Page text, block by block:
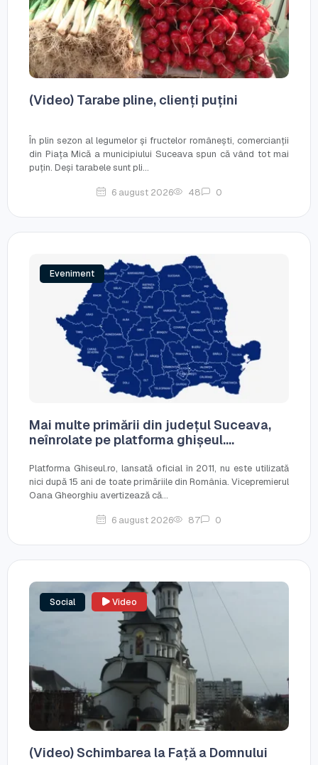
(Video) Tarabe pline, clienți puțini
În plin sezon al legumelor și fructelor românești, comercianții
din Piața Mică a municipiului Suceava spun că vând tot mai
puțin. Deși tarabele sunt pli...
6 august 2026 48 0
Eveniment
Mai multe primării din județul Suceava,
neînrolate pe platforma ghișeul....
Platforma Ghiseul.ro, lansată oficial în 2011, nu este utilizată
nici după 15 ani de toate primăriile din România. Vicepremierul
Oana Gheorghiu avertizează că...
6 august 2026 87 0
Social Video
(Video) Schimbarea la Față a Domnului